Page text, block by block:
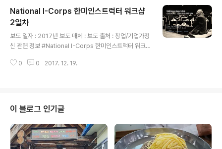
트 Crazy Cart : Razor에서 만든 드리프트가 가능한 카
트 제품인데, 많은 메이커들이 만들어서 재미나게 타고 있
습니다. 국내에는 널리 보급되어 있지 않아서 좀 생소한 제
품인데, 카트 쪽을 자주 접한 분들은 머스트 해브 아이템이
랄까요? 여튼 요렇게 생긴 놈인데, 드리프트가 가능한 고카
트(GO CART)라고 생각하면 됩니다. 예산은 정확하게..
National I-Corps 한미인스트럭터 워크샵
2일차
보도 일자 : 2017년 보도 매체 : 보도 출처 : 창업/기업가정
신 관련 정보 #National I-Corps 한미인스트럭터 워크
ery) 적용사례 1. 한양대 I-Corps 프로그램 운영사례 (권
용 지원-플립러닝 시 선행교육 과제를 주었으나, 사전 학습
이 잘 진행되지 않은 경우가 있었음. 관리 필요.-온라인 프
로젝트 관리 시스템을 활용하여 인스트럭터의 실시간 진도
체크, 정보/의견 공유가 유용함.-모든 인스트럭터들이 프로
젝트 팀의 활동에 대한 피드백-고객발굴 계획..
0 0 2017. 12. 19.
이 블로그 인기글